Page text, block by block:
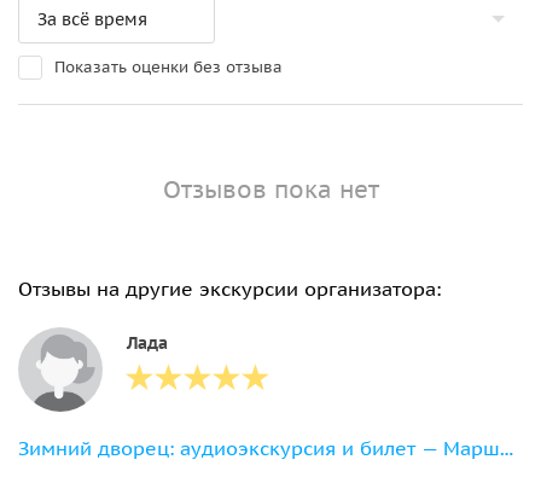
Показать оценки без отзыва
Отзывов пока нет
Отзывы на другие экскурсии организатора:
Лада
Зимний дворец: аудиоэкскурсия и билет — Маршрут 1